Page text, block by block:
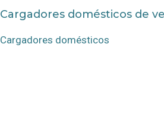
Cargadores domésticos de
Cargadores domésticos